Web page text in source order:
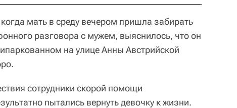
мать в среду вечером пришла забирать
разговора с мужем, выяснилось, что он
на улице Анны Австрийской
сотрудники скорой помощи
пытались вернуть девочку к жизни.